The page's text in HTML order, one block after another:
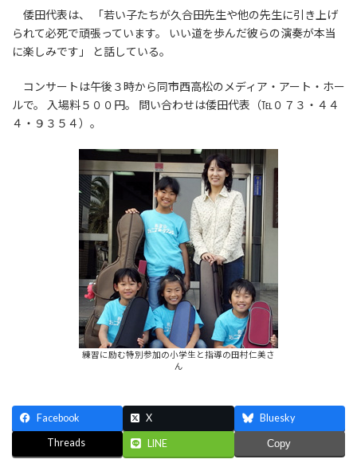
倭田代表は、 「若い子たちが久合田先生や他の先生に引き上げ
られて必死で頑張っています。 いい道を歩んだ彼らの演奏が本当
に楽しみです」 と話している。
コンサートは午後３時から同市西高松のメディア・アート・ホー
ルで。 入場料５００円。 問い合わせは倭田代表（℡０７３・４４
４・９３５４）。
練習に励む特別参加の小学生と指導の田村仁美さ
ん
Facebook X Bluesky
Threads LINE Copy